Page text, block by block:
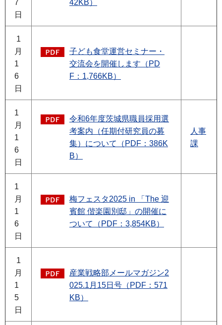
7
日
42KB）
1
月
1
6
日
子ども食堂運営セミナー・
交流会を開催します（PD
F：1,766KB）
1
月
1
6
日
令和6年度茨城県職員採用選
考案内（任期付研究員の募
集）について（PDF：386K
B）
人事
課
1
月
1
6
日
梅フェスタ2025 in 「The 迎
賓館 偕楽園別邸」の開催に
ついて（PDF：3,854KB）
1
月
1
5
日
産業戦略部メールマガジン2
025.1月15日号（PDF：571
KB）